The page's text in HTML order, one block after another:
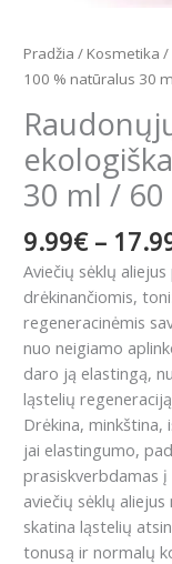
Pradžia / Kosmetika /
100 % natūralus 30
30 ml / 60
9.99€ –
Aviečių sėklų
drėkinančiomis,
regeneracinėmis
nuo neigiamo
daro ją elastingą,
ląstelių
Drėkina, minkština,
jai elastingumo,
prasiskverbdamas
aviečių sėklų
skatina ląstelių
tonusą ir normalų